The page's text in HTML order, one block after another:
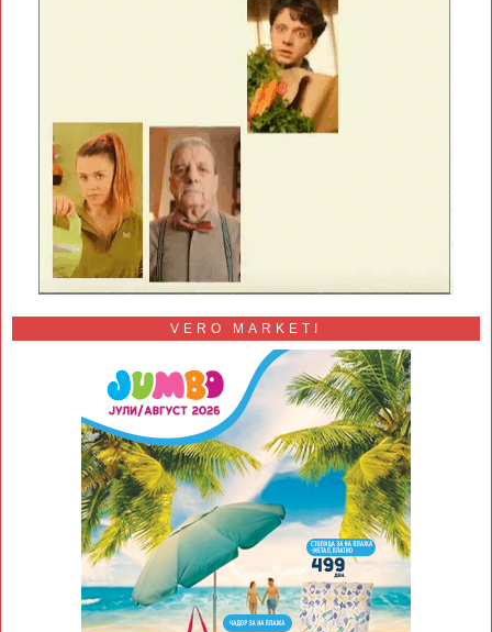
VERO MARKETI